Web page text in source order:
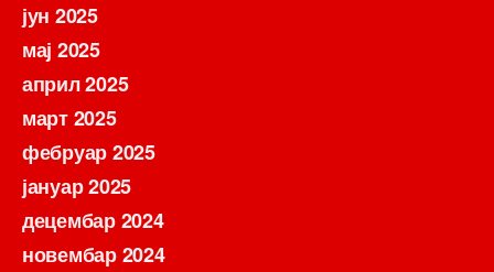
јун 2025
мај 2025
април 2025
март 2025
фебруар 2025
јануар 2025
децембар 2024
новембар 2024